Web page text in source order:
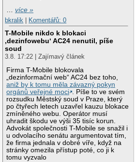
…více »
bkralik
Komentářů: 0
T-Mobile nikdo k blokaci
‚dezinfowebu‘ AC24 nenutil, píše
soud
3.8. 17:22 | Zajímavý článek
Firma T-Mobile blokovala
„dezinformační web“ AC24 bez toho,
aniž by k tomu měla závazný pokyn
orgánů veřejné moci . Píše to ve svém
rozsudku Městský soud v Praze, který
po čtyřech letech uzavřel kauzu blokace
zmíněného webu. Operátor musí
uhradit škodu ve výši 35 tisíc korun.
Advokát společnosti T-Mobile se snažil i
u odvolacího senátu argumentovat tím,
že firma jednala v dobré víře, když na
stránky omezila přístup poté, co ji k
tomu vyzvalo